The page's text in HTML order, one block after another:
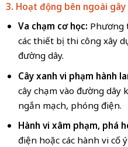
3. Hoạt động bên ngoài
Va chạm cơ học: Phương
các thiết bị thi công xây
đường dây.
Cây xanh vi phạm hành
cây chạm vào đường dây
ngắn mạch, phóng điện.
Hành vi xâm phạm, phá
điện hoặc các hành vi cố